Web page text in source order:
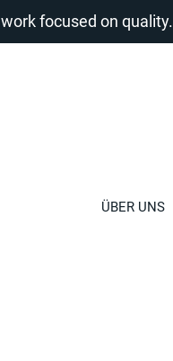
focused on quality.
ÜBER UNS